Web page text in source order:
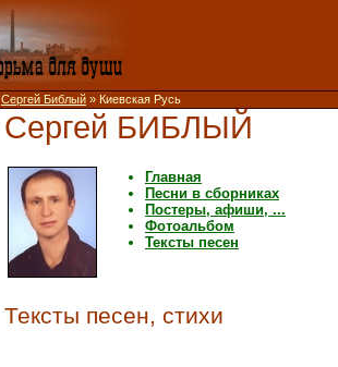
Сергей Библый » Киевская Русь
Сергей БИБЛЫЙ
Главная
Песни в сборниках
Постеры, афиши, ...
Фотоальбом
Тексты песен
Тексты песен, стихи